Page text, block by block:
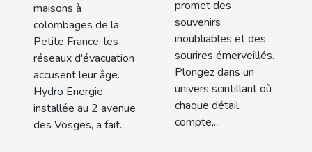
maisons à
colombages de la
Petite France, les
réseaux d'évacuation
accusent leur âge.
Hydro Energie,
installée au 2 avenue
des Vosges, a fait...
promet des
souvenirs
inoubliables et des
sourires émerveillés.
Plongez dans un
univers scintillant où
chaque détail
compte,...